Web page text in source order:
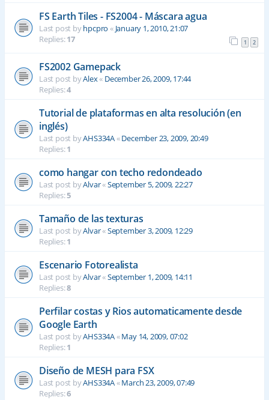
FS Earth Tiles - FS2004 - Máscara agua
Last post byhpcpro « January 1, 2010, 21:07
Replies:17 1 2
FS2002 Gamepack
Last post byAlex« December 26, 2009, 17:44
Replies:4
Tutorial de plataformas en alta resolución (en
inglés)
Last post byAHS334A«December 23, 2009, 20:49
Replies:1
como hangar con techo redondeado
Last post byAlvar«September 5, 2009, 22:27
Replies:5
Tamaño de las texturas
Last post byAlvar«September 3, 2009, 12:29
Replies:1
Escenario Fotorealista
Last post byAlvar«September 1, 2009, 14:11
Replies:8
Perfilar costas y Rios automaticamente desde
Google Earth
Last post byAHS334A«May 14, 2009, 07:02
Replies:1
Diseño de MESH para FSX
Last post byAHS334A«March 23, 2009, 07:49
Replies:6